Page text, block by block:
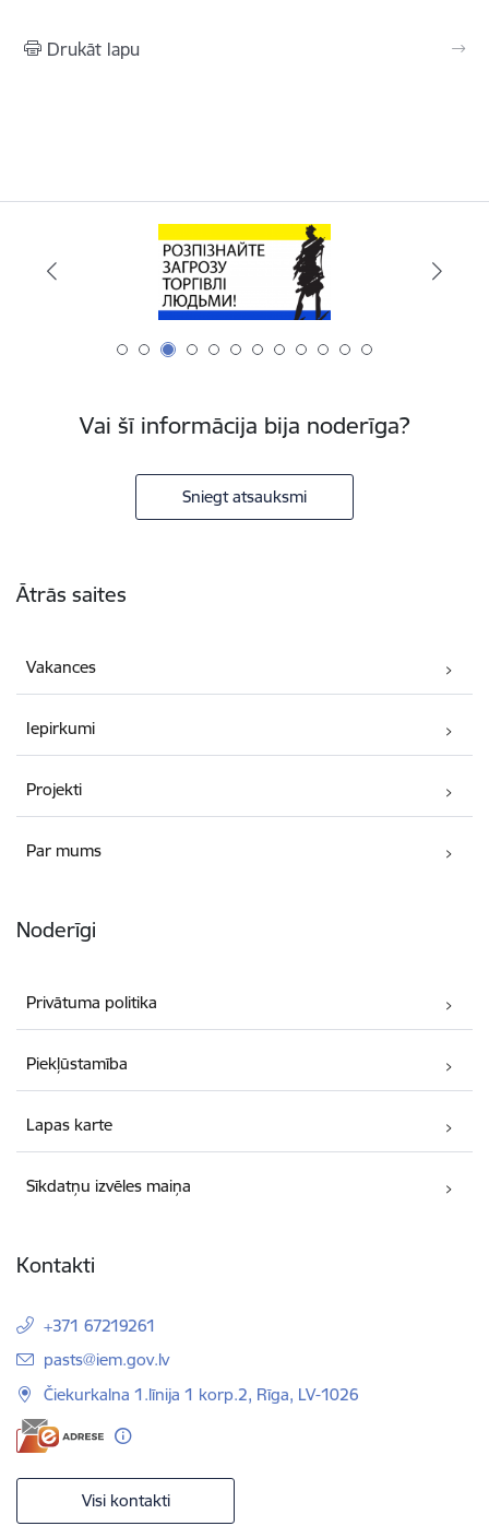
Drukāt lapu
Vai šī informācija bija noderīga?
Sniegt atsauksmi
Ātrās saites
Vakances
Iepirkumi
Projekti
Par mums
Noderīgi
Privātuma politika
Piekļūstamība
Lapas karte
Sīkdatņu izvēles maiņa
Kontakti
+371 67219261
E-pasts:
pasts@iem.gov.lv
Čiekurkalna 1.līnija 1 korp.2, Rīga, LV-1026
Visi kontakti